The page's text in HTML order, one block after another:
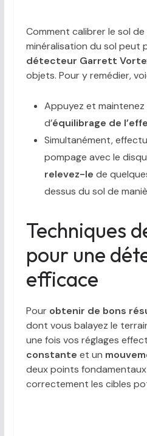
Comment calibrer le sol
minéralisation du sol peut
détecteur Garrett
objets. Pour y remédier,
Appuyez et
d’équilibrage de
Simultanément,
pompage avec le
relevez-le de
dessus du sol de
Techniques
pour une
efficace
Pour obtenir de bons
dont vous balayez le
une fois vos réglages
constante et un
deux points
correctement les cibles